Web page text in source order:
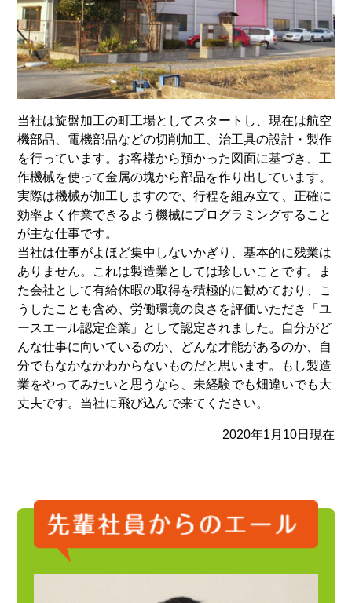
当社は旋盤加工の町工場としてスタートし、現在は航空
機部品、電機部品などの切削加工、治工具の設計・製作
を行っています。お客様から預かった図面に基づき、工
作機械を使って金属の塊から部品を作り出しています。
実際は機械が加工しますので、行程を組み立て、正確に
効率よく作業できるよう機械にプログラミングすること
が主な仕事です。
当社は仕事がよほど集中しないかぎり、基本的に残業は
ありません。これは製造業としては珍しいことです。ま
た会社として有給休暇の取得を積極的に勧めており、こ
うしたことも含め、労働環境の良さを評価いただき「ユ
ースエール認定企業」として認定されました。自分がど
んな仕事に向いているのか、どんな才能があるのか、自
分でもなかなかわからないものだと思います。もし製造
業をやってみたいと思うなら、未経験でも畑違いでも大
丈夫です。当社に飛び込んで来てください。
2020年1月10日現在